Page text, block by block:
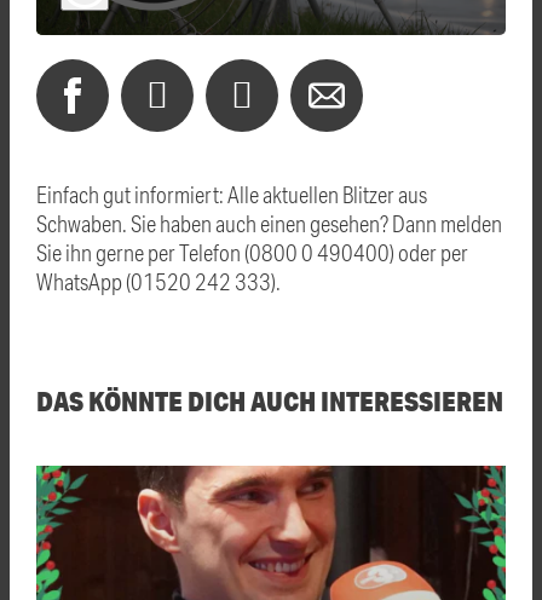
Einfach gut informiert: Alle aktuellen Blitzer aus
Schwaben. Sie haben auch einen gesehen? Dann melden
Sie ihn gerne per Telefon (0800 0 490400) oder per
WhatsApp (01520 242 333).
DAS KÖNNTE DICH AUCH INTERESSIEREN